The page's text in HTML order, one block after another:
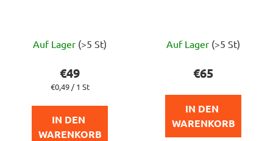
durchschnittliche
ist
von
5
Auf Lager (>5 St)
€49
Verkaufspreis:
€0,49 / 1 St
IN DEN
WARENKORB
4,2
von
Auf Lager (>5 St)
€65
IN DEN
WARENKORB